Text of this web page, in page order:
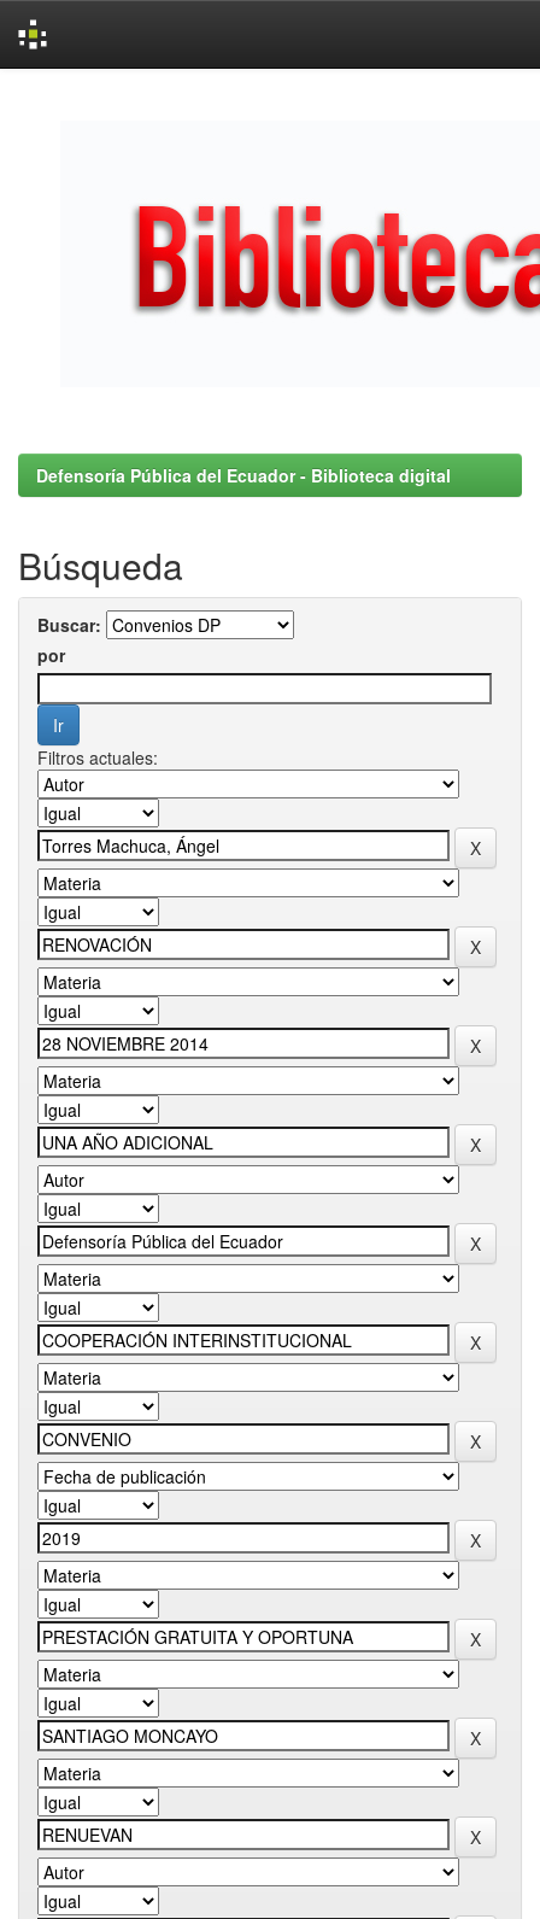
Defensoría Pública del Ecuador - Biblioteca digital
Búsqueda
Buscar:
por
Filtros actuales: